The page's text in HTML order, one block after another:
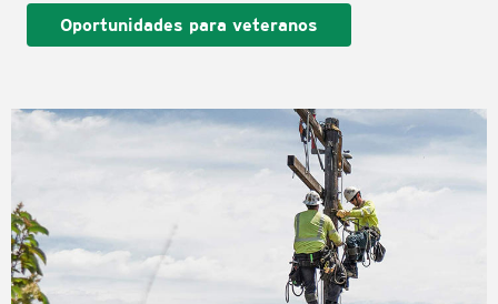
Oportunidades para veteranos